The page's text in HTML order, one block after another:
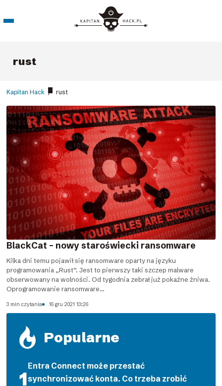
rust
Kapitan Hack / rust
BlackCat – nowy staroświecki ransomware
Kilka dni temu pojawił się ransomware oparty na języku
programowania „Rust”. Jest to pierwszy taki szczep malware
obserwowany na wolności. Od tygodnia zebrał już pokaźne żniwa.
Oprogramowanie ransomware...
3 min czytania 16 gru 2021 13:26
Popularne
Entra Connect może przestać
synchronizować konta. Co trzeba zrobić